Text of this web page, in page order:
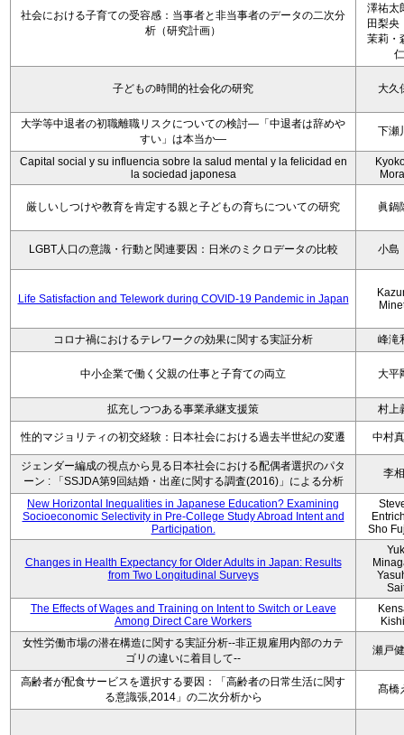
社会における子育ての受容感：当事者と非当事者のデータの二次分
析（研究計画）
澤祐太
田梨央
茉莉・
仁
子どもの時間的社会化の研究 大久
大学等中退者の初職離職リスクについての検討―「中退者は辞めや
すい」は本当か―
下瀬
Capital social y su influencia sobre la salud mental y la felicidad en
la sociedad japonesa
厳しいしつけや教育を肯定する親と子どもの育ちについての研究 眞鍋
LGBT人口の意識・行動と関連要因：日米のミクロデータの比較 小
Life Satisfaction and Telework during COVID-19 Pandemic in Japan
コロナ禍におけるテレワークの効果に関する実証分析 峰滝
中小企業で働く父親の仕事と子育ての両立 大平
拡充しつつある事業承継支援策 村上
性的マジョリティの初交経験：日本社会における過去半世紀の変遷 中村
ジェンダー編成の視点から見る日本社会における配偶者選択のパタ
ーン : 「SSJDA第9回結婚・出産に関する調査(2016)」による分析
李
New Horizontal Inequalities in Japanese Education? Examining
Socioeconomic Selectivity in Pre-College Study Abroad Intent and
Participation.
Sho
Changes in Health Expectancy for Older Adults in Japan: Results
from Two Longitudinal Surveys
The Effects of Wages and Training on Intent to Switch or Leave
Among Direct Care Workers
女性労働市場の潜在構造に関する実証分析--非正規雇用内部のカテ
ゴリの違いに着目して--
瀬戸
高齢者が配食サービスを選択する要因：「高齢者の日常生活に関す
る意識張,2014」の二次分析から
髙橋